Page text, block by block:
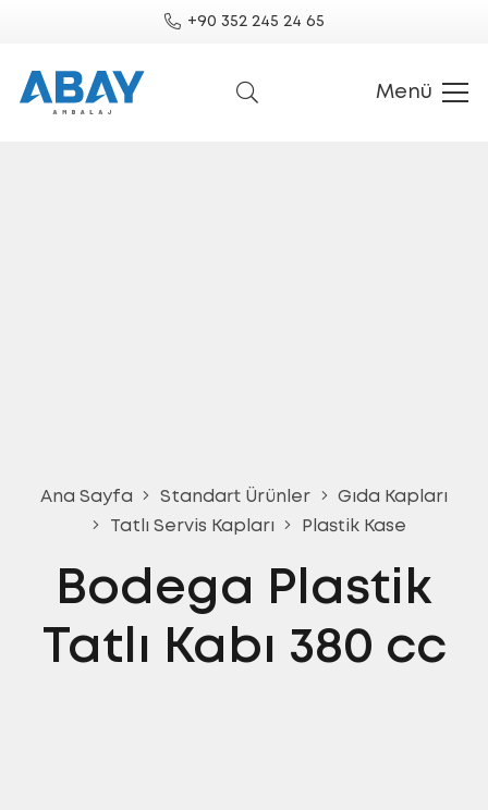
+90 352 245 24 65
Menü
Ana Sayfa Standart Ürünler
Gıda Kapları
Tatlı Servis Kapları
Plastik Kase
Bodega Plastik
Tatlı Kabı 380 cc